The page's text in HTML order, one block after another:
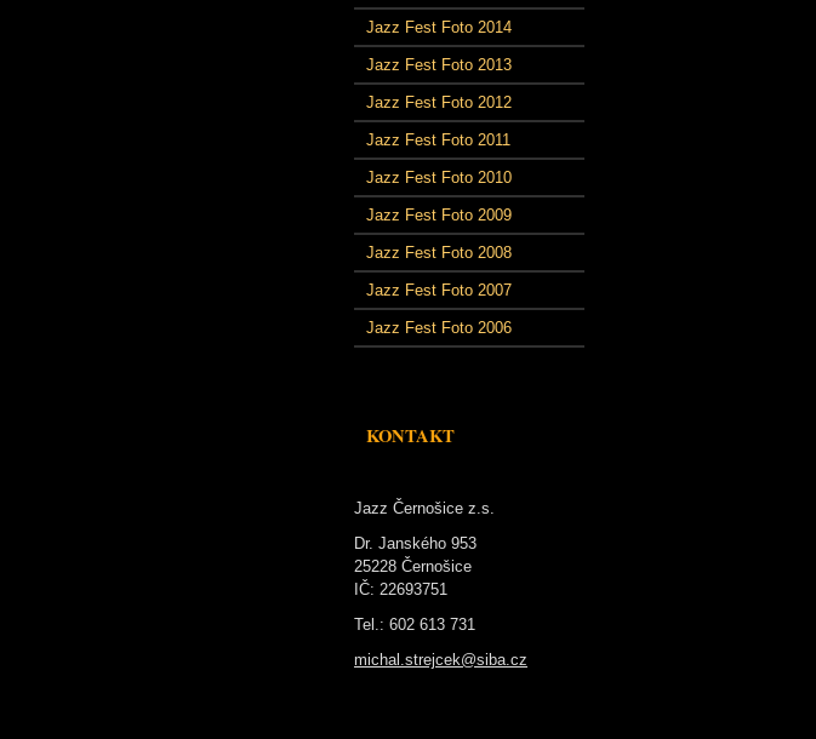
Jazz Fest Foto 2014
Jazz Fest Foto 2013
Jazz Fest Foto 2012
Jazz Fest Foto 2011
Jazz Fest Foto 2010
Jazz Fest Foto 2009
Jazz Fest Foto 2008
Jazz Fest Foto 2007
Jazz Fest Foto 2006
KONTAKT
Jazz Černošice z.s.
Dr. Janského 953
25228 Černošice
IČ: 22693751
Tel.: 602 613 731
michal.strejcek@siba.cz